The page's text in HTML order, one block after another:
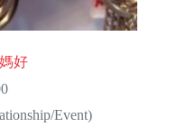
好
Event)